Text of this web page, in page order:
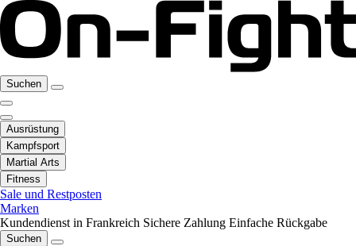
Suchen
Ausrüstung
Kampfsport
Martial Arts
Fitness
Sale und Restposten
Marken
Kundendienst in Frankreich Sichere Zahlung Einfache Rückgabe
Suchen